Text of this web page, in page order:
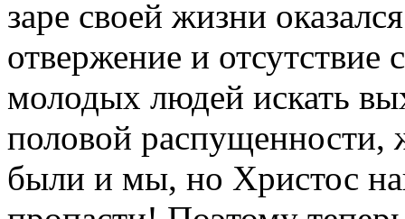
заре своей жизни
отвержение и
молодых людей искать
половой распущенности,
были и мы, но Христос